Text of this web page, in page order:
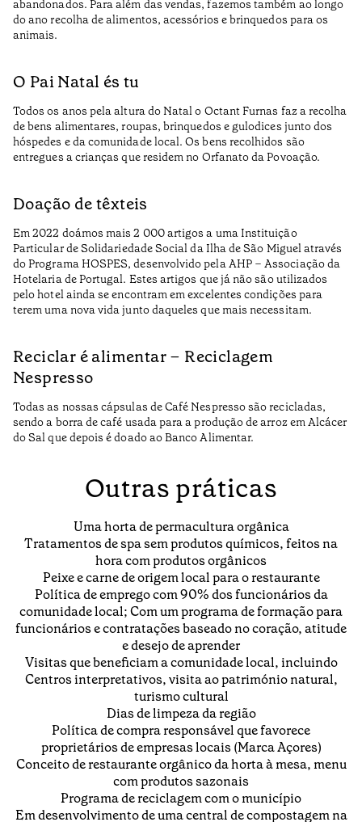
abandonados. Para além das vendas, fazemos também ao longo
do ano recolha de alimentos, acessórios e brinquedos para os
animais.
O Pai Natal és tu
Todos os anos pela altura do Natal o Octant Furnas faz a recolha
de bens alimentares, roupas, brinquedos e gulodices junto dos
hóspedes e da comunidade local. Os bens recolhidos são
entregues a crianças que residem no Orfanato da Povoação.
Doação de têxteis
Em 2022 doámos mais 2 000 artigos a uma Instituição
Particular de Solidariedade Social da Ilha de São Miguel através
do Programa HOSPES, desenvolvido pela AHP – Associação da
Hotelaria de Portugal. Estes artigos que já não são utilizados
pelo hotel ainda se encontram em excelentes condições para
terem uma nova vida junto daqueles que mais necessitam.
Reciclar é alimentar – Reciclagem
Nespresso
Todas as nossas cápsulas de Café Nespresso são recicladas,
sendo a borra de café usada para a produção de arroz em Alcácer
do Sal que depois é doado ao Banco Alimentar.
Outras práticas
Uma horta de permacultura orgânica
Tratamentos de spa sem produtos químicos, feitos na
hora com produtos orgânicos
Peixe e carne de origem local para o restaurante
Política de emprego com 90% dos funcionários da
comunidade local; Com um programa de formação para
funcionários e contratações baseado no coração, atitude
e desejo de aprender
Visitas que beneficiam a comunidade local, incluindo
Centros interpretativos, visita ao património natural,
turismo cultural
Dias de limpeza da região
Política de compra responsável que favorece
proprietários de empresas locais (Marca Açores)
Conceito de restaurante orgânico da horta à mesa, menu
com produtos sazonais
Programa de reciclagem com o município
Em desenvolvimento de uma central de compostagem na